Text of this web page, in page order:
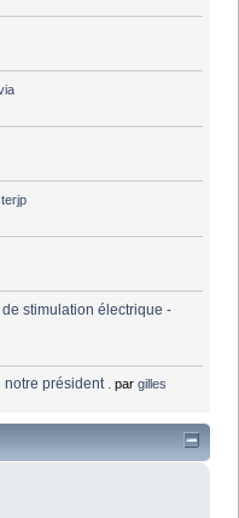
stimulation électrique -
notre président . pargilles